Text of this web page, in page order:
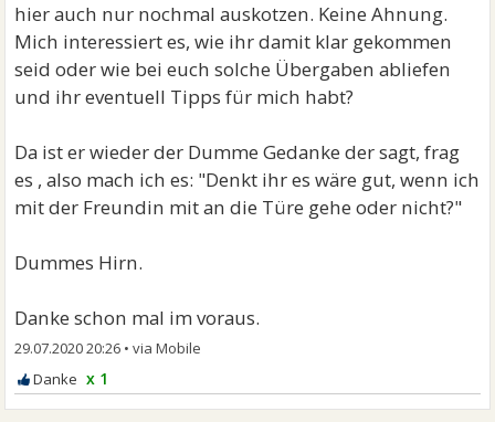
hier auch nur nochmal auskotzen. Keine Ahnung.
Mich interessiert es, wie ihr damit klar gekommen
seid oder wie bei euch solche Übergaben abliefen
und ihr eventuell Tipps für mich habt?
Da ist er wieder der Dumme Gedanke der sagt, frag
es , also mach ich es: "Denkt ihr es wäre gut, wenn ich
mit der Freundin mit an die Türe gehe oder nicht?"
Dummes Hirn.
Danke schon mal im voraus.
29.07.2020 20:26 •
x 1